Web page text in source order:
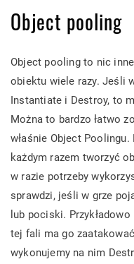
Object pooling
Object pooling to nic
obiektu wiele razy. Jeśli
Instantiate i Destroy, to
Można to bardzo łatwo
właśnie Object
każdym razem tworzyć
w razie potrzeby
sprawdzi, jeśli w grze
lub pociski.
tej fali ma go
wykonujemy na nim